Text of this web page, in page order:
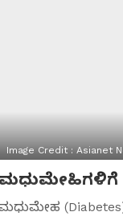
Image Credit : Asianet
ಮಧುಮೇಹಿಗಳಿಗೆ